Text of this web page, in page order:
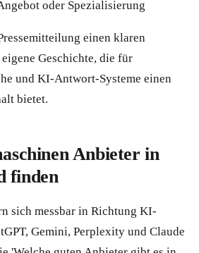
oder Spezialisierung
einen klaren
Geschichte, die für
und KI-Antwort-Systeme einen
bietet.
Anbieter in
finden
sich messbar in Richtung KI-
Gemini, Perplexity und Claude